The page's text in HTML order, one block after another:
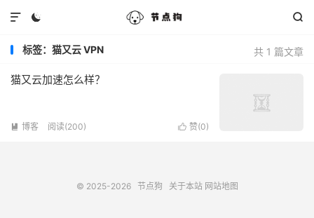
 

共 1 篇文章
标签：猫又云 VPN
猫又云加速怎么样？
 赞(0)
 博客 阅读(200)
© 2025-2026 节点狗 关于本站 网站地图